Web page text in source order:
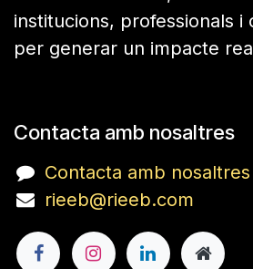
institucions, professionals i
per generar un impacte
Contacta amb nosaltres
Contacta amb nosaltres
rieeb@rieeb.com